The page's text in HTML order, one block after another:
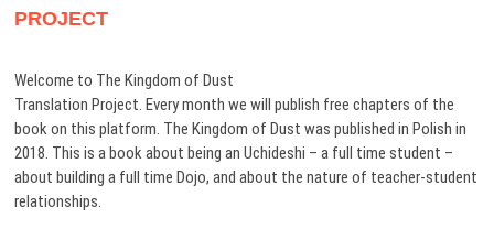
PROJECT
Welcome to The Kingdom of Dust
Translation Project. Every month we will publish free chapters of the
book on this platform. The Kingdom of Dust was published in Polish in
2018. This is a book about being an Uchideshi – a full time student –
about building a full time Dojo, and about the nature of teacher-student
relationships.